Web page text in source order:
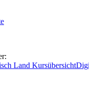
Land Kursübersicht